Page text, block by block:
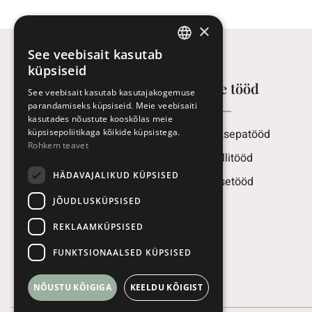
Ehitajate tee 8/4, 80041,
Pärnu
+372 56 55 747 - Andres
+372 58 36 2213 - Kristo
tela@telvelaar.ee
Meie tööd
Plekksepatööd
Metallitööd
Katusetööd
LITHUANIAN
×
See veebisait kasutab
küpsiseid
See veebisait kasutab kasutajakogemuse
parandamiseks küpsiseid. Meie veebisaiti
kasutades nõustute kooskõlas meie
küpsisepoliitikaga kõikide küpsistega.
Rohkem teavet
HÄDAVAJALIKUD KÜPSISED
JÕUDLUSKÜPSISED
REKLAAMKÜPSISED
FUNKTSIONAALSED KÜPSISED
NÕUSTU KÕIGIGA KEELDU KÕIGIST